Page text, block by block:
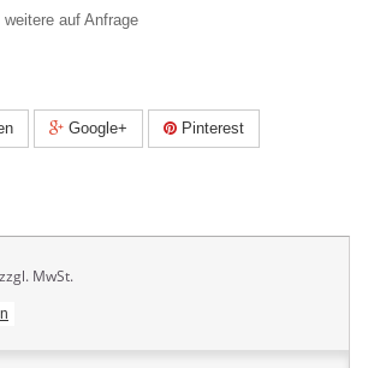
auf Anfrage
Google+ Pinterest
zzgl. MwSt.